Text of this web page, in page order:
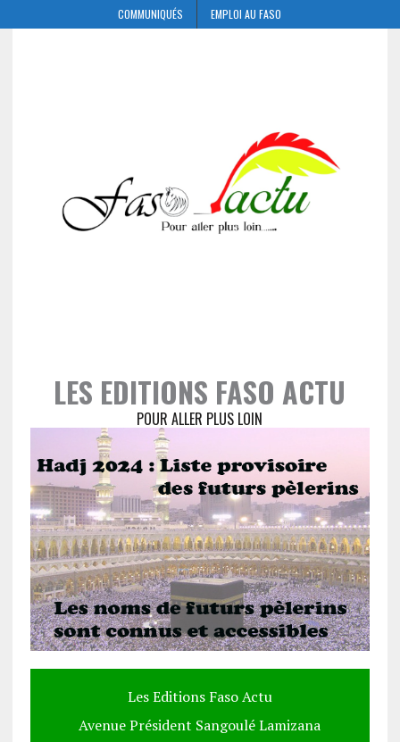
COMMUNIQUÉS EMPLOI AU FASO
LES EDITIONS FASO ACTU
POUR ALLER PLUS LOIN
Les Editions Faso Actu
Avenue Président Sangoulé Lamizana